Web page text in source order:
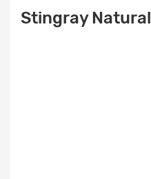
Stingray Natural